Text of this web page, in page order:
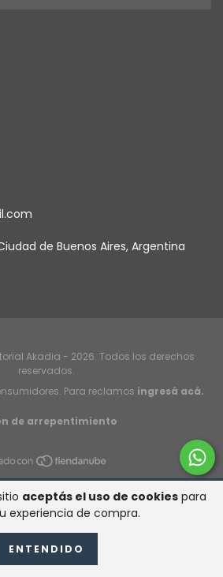
aceptás el uso de cookies para
experiencia de compra.
ENTENDIDO
de Buenos Aires, Argentina
Akadia - 2026. Todos los derechos
reservados.
Para reclamos ingresá acá.
de arrepentimiento